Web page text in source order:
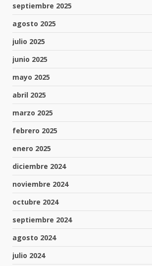
septiembre 2025
agosto 2025
julio 2025
junio 2025
mayo 2025
abril 2025
marzo 2025
febrero 2025
enero 2025
diciembre 2024
noviembre 2024
octubre 2024
septiembre 2024
agosto 2024
julio 2024